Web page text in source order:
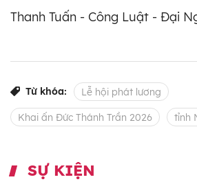
Thanh Tuấn - Công Luật - Đại
Từ khóa: Lễ hội phát lương
Khai ấn Đức Thánh Trần 2026 tỉnh
SỰ KIỆN